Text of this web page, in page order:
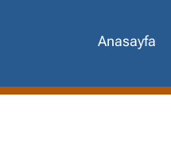
Anasayfa